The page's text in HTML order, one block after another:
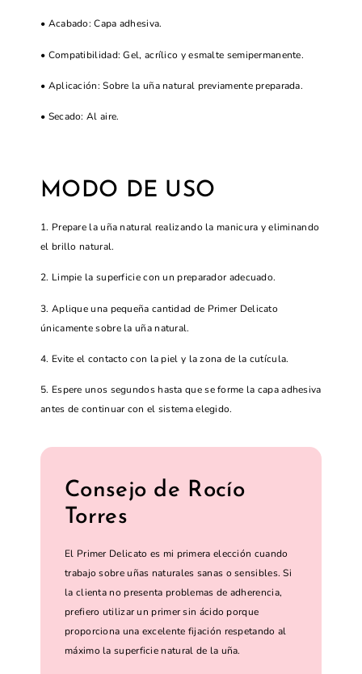
• Acabado: Capa adhesiva.
• Compatibilidad: Gel, acrílico y esmalte semipermanente.
• Aplicación: Sobre la uña natural previamente preparada.
• Secado: Al aire.
MODO DE USO
1. Prepare la uña natural realizando la manicura y eliminando
el brillo natural.
2. Limpie la superficie con un preparador adecuado.
3. Aplique una pequeña cantidad de Primer Delicato
únicamente sobre la uña natural.
4. Evite el contacto con la piel y la zona de la cutícula.
5. Espere unos segundos hasta que se forme la capa adhesiva
antes de continuar con el sistema elegido.
Consejo de Rocío
Torres
El Primer Delicato es mi primera elección cuando
trabajo sobre uñas naturales sanas o sensibles. Si
la clienta no presenta problemas de adherencia,
prefiero utilizar un primer sin ácido porque
proporciona una excelente fijación respetando al
máximo la superficie natural de la uña.